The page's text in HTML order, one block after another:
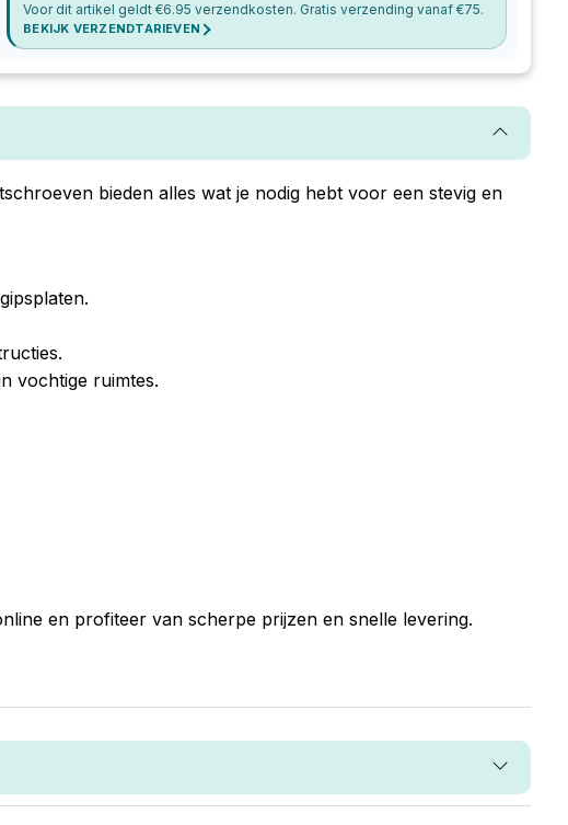
Voor dit artikel geldt €6.95 verzendkosten. Gratis verzending vanaf €75.
BEKIJK VERZENDTARIEVEN
bieden alles wat je nodig hebt voor een stevig en
vochtige ruimtes.
en profiteer van scherpe prijzen en snelle levering.